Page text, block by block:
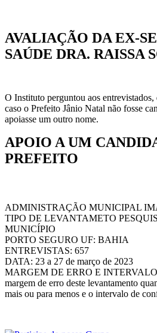
AVALIAÇÃO DA EX-
SAÚDE DRA. RAISSA
O Instituto perguntou aos entrevistados,
caso o Prefeito Jânio Natal não fosse
apoiasse um outro nome.
APOIO A UM
PREFEITO
ADMINISTRAÇÃO MUNICIPAL
TIPO DE LEVANTAMETO
MUNICÍPIO
PORTO SEGURO UF: BAHIA
ENTREVISTAS: 657
DATA: 23 a 27 de março de 2023
MARGEM DE ERRO E
margem de erro deste levantamento
mais ou para menos e o intervalo de